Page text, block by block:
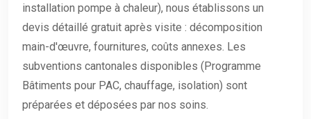
installation pompe à chaleur), nous établissons un
devis détaillé gratuit après visite : décomposition
main-d'œuvre, fournitures, coûts annexes. Les
subventions cantonales disponibles (Programme
Bâtiments pour PAC, chauffage, isolation) sont
préparées et déposées par nos soins.